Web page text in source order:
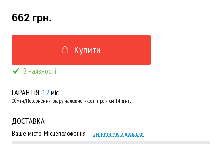
662 грн.
Купити
В наявності
ГАРАНТІЯ: 12 міс
Обмін/Повернення товару належної якості протягом 14 днів
ДОСТАВКА
Ваше місто:Місцеположення змінити місто доставки